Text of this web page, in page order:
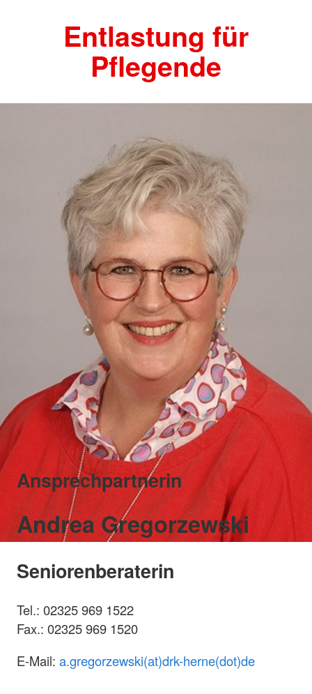
Entlastung für
Pflegende
Ansprechpartnerin
Andrea Gregorzewski
Seniorenberaterin
Tel.: 02325 969 1522
Fax.: 02325 969 1520
E-Mail: a.gregorzewski(at)drk-herne(dot)de